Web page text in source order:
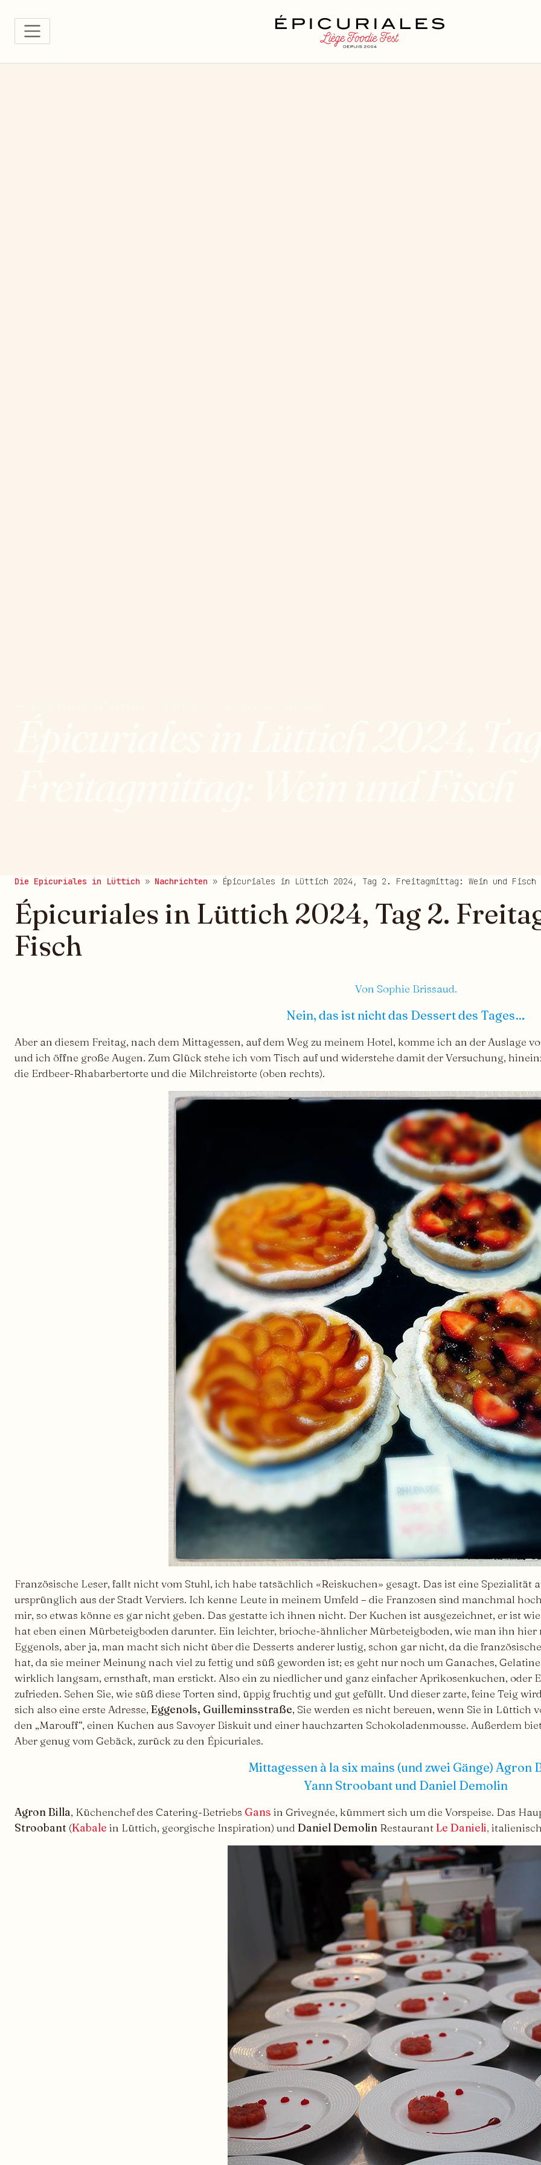
Die Epicuriales in Lüttich » Nachrichten » Épicuriales in Lüttich 2024, Tag 2. Freitagmittag: Wein und Fisch
Épicuriales in Lüttich 2024, Tag 2.
Fisch
Von Sophie Brissaud.
Nein, das ist nicht das Dessert des Tages…
Aber an diesem Freitag, nach dem Mittagessen, auf dem Weg zu meinem Hotel, komme ich an der Auslage
und ich öffne große Augen. Zum Glück stehe ich vom Tisch auf und widerstehe damit der Versuchung,
die Erdbeer-Rhabarbertorte und die Milchreistorte (oben rechts).
Französische Leser, fallt nicht vom Stuhl, ich habe tatsächlich «Reiskuchen» gesagt. Das ist eine Spezialität
ursprünglich aus der Stadt Verviers. Ich kenne Leute in meinem Umfeld – die Franzosen sind manchmal
mir, so etwas könne es gar nicht geben. Das gestatte ich ihnen nicht. Der Kuchen ist ausgezeichnet, er ist
hat eben einen Mürbeteigboden darunter. Ein leichter, brioche-ähnlicher Mürbeteigboden, wie man ihn hier
Eggenols, aber ja, man macht sich nicht über die Desserts anderer lustig, schon gar nicht, da die
hat, da sie meiner Meinung nach viel zu fettig und süß geworden ist; es geht nur noch um Ganaches,
wirklich langsam, ernsthaft, man erstickt. Also ein zu niedlicher und ganz einfacher Aprikosenkuchen, oder
zufrieden. Sehen Sie, wie süß diese Torten sind, üppig fruchtig und gut gefüllt. Und dieser zarte, feine Teig
sich also eine erste Adresse, Eggenols, Guilleminsstraße, Sie werden es nicht bereuen, wenn Sie in Lüttich
den „Marouff“, einen Kuchen aus Savoyer Biskuit und einer hauchzarten Schokoladenmousse. Außerdem
Aber genug vom Gebäck, zurück zu den Épicuriales.
Mittagessen à la six mains (und zwei Gänge) Agron
Yann Stroobant und Daniel Demolin
Agron Billa, Küchenchef des Catering-Betriebs Gans in Grivegnée, kümmert sich um die Vorspeise. Das
Stroobant (Kabale in Lüttich, georgische Inspiration) und Daniel Demolin RestaurantLe Danieli,